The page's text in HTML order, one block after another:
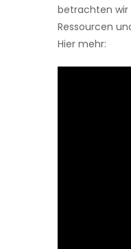
betrachten wir
Ressourcen
Hier mehr: